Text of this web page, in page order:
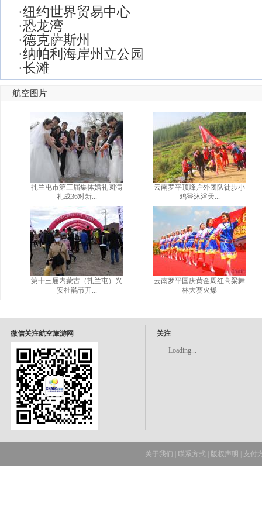
·纽约世界贸易中心
·恐龙湾
·德克萨斯州
·纳帕利海岸州立公园
·长滩
航空图片
扎兰屯市第三届集体婚礼圆满
礼成36对新...
第十三届内蒙古（扎兰屯）兴
安杜鹃节开...
云南罗平顶峰户外团队徒步小
鸡登沐浴天...
云南罗平国庆黄金周红高粱舞
林大赛火爆
微信关注航空旅游网 关注
Loading...
关于我们 联系方式 版权声明 支付